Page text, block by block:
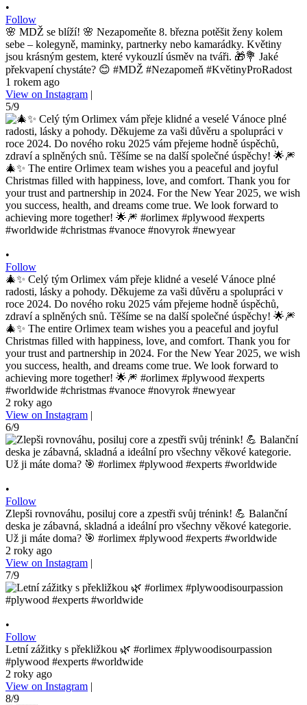
•
Follow
🌸 MDŽ se blíží! 🌸 Nezapomeňte 8. března potěšit ženy kolem
sebe – kolegyně, maminky, partnerky nebo kamarádky. Květiny
jsou krásným gestem, které vykouzlí úsměv na tváři. 🎁💐 Jaké
překvapení chystáte? 😊 #MDŽ #Nezapomeň #KvětinyProRadost
1 rokem ago
View on Instagram |
5/9
•
Follow
🎄✨ Celý tým Orlimex vám přeje klidné a veselé Vánoce plné
radosti, lásky a pohody. Děkujeme za vaši důvěru a spolupráci v
roce 2024. Do nového roku 2025 vám přejeme hodně úspěchů,
zdraví a splněných snů. Těšíme se na další společné úspěchy! 🌟🎆
🎄✨ The entire Orlimex team wishes you a peaceful and joyful
Christmas filled with happiness, love, and comfort. Thank you for
your trust and partnership in 2024. For the New Year 2025, we wish
you success, health, and dreams come true. We look forward to
achieving more together! 🌟🎆 #orlimex #plywood #experts
#worldwide #christmas #vanoce #novyrok #newyear
2 roky ago
View on Instagram |
6/9
•
Follow
Zlepši rovnováhu, posiluj core a zpestři svůj trénink! 💪 Balanční
deska je zábavná, skladná a ideální pro všechny věkové kategorie.
Už ji máte doma? 🎯 #orlimex #plywood #experts #worldwide
2 roky ago
View on Instagram |
7/9
•
Follow
Letní zážitky s překližkou 🌿 #orlimex #plywoodisourpassion
#plywood #experts #worldwide
2 roky ago
View on Instagram |
8/9